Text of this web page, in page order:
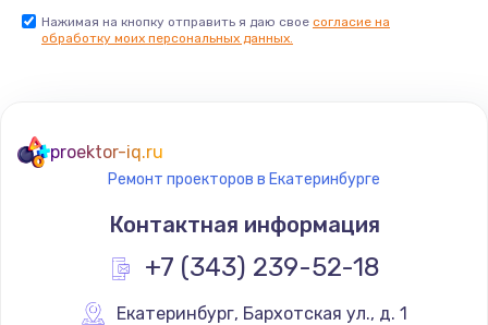
Нажимая на кнопку отправить я даю свое согласие на
обработку моих персональных данных.
proektor-iq.ru
Ремонт проекторов в Екатеринбурге
Контактная информация
+7 (343) 239-52-18
Екатеринбург, Бархотская ул., д. 1